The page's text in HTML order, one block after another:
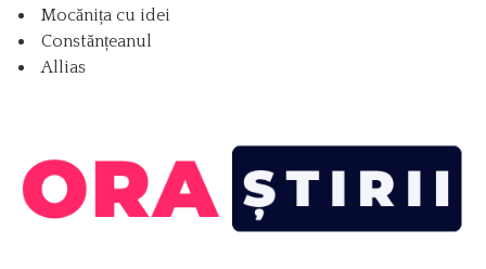
Mocănița cu idei
Constănțeanul
Allias